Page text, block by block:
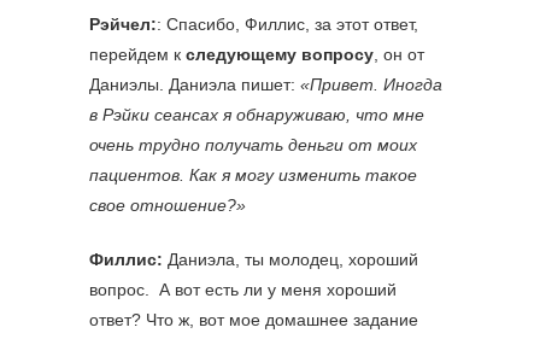
Рэйчел:: Спасибо, Филлис, за этот ответ,
перейдем к следующему вопросу , он от
Даниэлы. Даниэла пишет: «Привет. Иногда
в Рэйки сеансах я обнаруживаю, что мне
очень трудно получать деньги от моих
пациентов. Как я могу изменить такое
свое отношение?»
Филлис: Даниэла, ты молодец, хороший
вопрос. А вот есть ли у меня хороший
ответ? Что ж, вот мое домашнее задание